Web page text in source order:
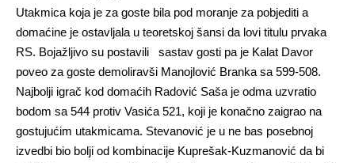
Utakmica koja je za goste bila pod moranje za pobjediti a
domaćine je ostavljala u teoretskoj šansi da lovi titulu prvaka
RS. Bojažljivo su postavili sastav gosti pa je Kalat Davor
poveo za goste demoliravši Manojlović Branka sa 599-508.
Najbolji igrač kod domaćih Radović Saša je odma uzvratio
bodom sa 544 protiv Vasića 521, koji je konačno zaigrao na
gostujućim utakmicama. Stevanović je u ne bas posebnoj
izvedbi bio bolji od kombinacije Kuprešak-Kuzmanović da bi